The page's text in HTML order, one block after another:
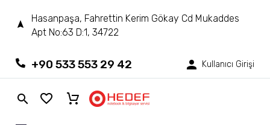
Hasanpaşa, Fahrettin Kerim Gökay Cd Mukaddes
Apt No:63 D:1, 34722
+90 533 553 29 42 Kullanıcı Girişi